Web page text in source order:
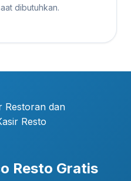
dibutuhkan.
Resto Gratis